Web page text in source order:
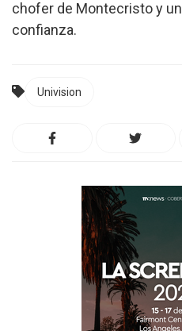
chofer de Montecristo y
confianza.
Univision